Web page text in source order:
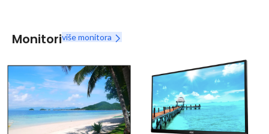
Monitoriviše monitora